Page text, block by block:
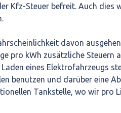
Kfz-Steuer befreit. Auch dies
davon
pro kWh zusätzliche Steuern
eines Elektrofahrzeugs
benutzen und darüber eine
Tankstelle, wo wir pro